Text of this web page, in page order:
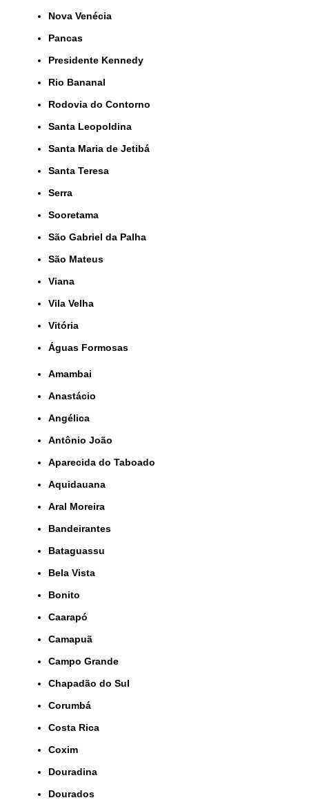
Nova Venécia
Pancas
Presidente Kennedy
Rio Bananal
Rodovia do Contorno
Santa Leopoldina
Santa Maria de Jetibá
Santa Teresa
Serra
Sooretama
São Gabriel da Palha
São Mateus
Viana
Vila Velha
Vitória
Águas Formosas
Amambai
Anastácio
Angélica
Antônio João
Aparecida do Taboado
Aquidauana
Aral Moreira
Bandeirantes
Bataguassu
Bela Vista
Bonito
Caarapó
Camapuã
Campo Grande
Chapadão do Sul
Corumbá
Costa Rica
Coxim
Douradina
Dourados